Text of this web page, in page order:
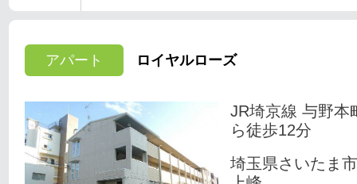
アパート ロイヤルローズ
JR埼京線 与野本
ら徒歩12分
埼玉県さいたま